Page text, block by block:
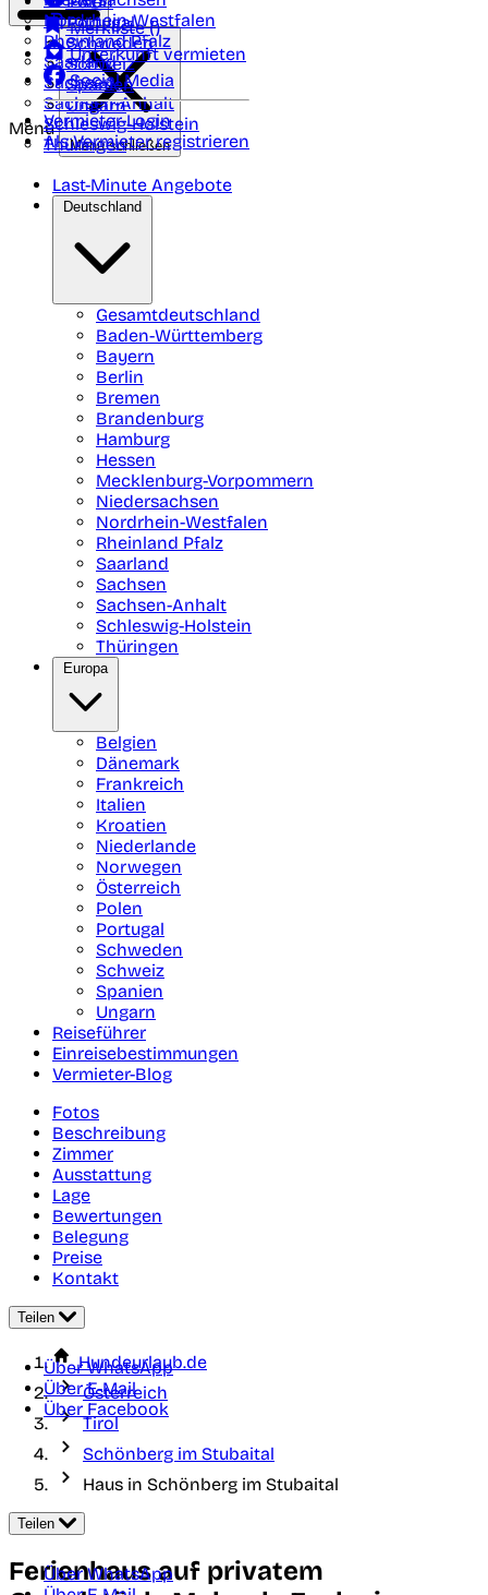
Nordrhein-Westfalen
Rheinland Pfalz
Saarland
Sachsen
Sachsen-Anhalt
Schleswig-Holstein
Thüringen
Portugal
Schweden
Schweiz
Spanien
Ungarn
Merkliste ()
Unterkunft vermieten
Social Media
Vermieter-Login
Als Vermieter registrieren
Menü
Menü schließen
Last-Minute Angebote
Deutschland
Gesamtdeutschland
Baden-Württemberg
Bayern
Berlin
Bremen
Brandenburg
Hamburg
Hessen
Mecklenburg-Vorpommern
Niedersachsen
Nordrhein-Westfalen
Rheinland Pfalz
Saarland
Sachsen
Sachsen-Anhalt
Schleswig-Holstein
Thüringen
Europa
Belgien
Dänemark
Frankreich
Italien
Kroatien
Niederlande
Norwegen
Österreich
Polen
Portugal
Schweden
Schweiz
Spanien
Ungarn
Reiseführer
Einreisebestimmungen
Vermieter-Blog
Fotos
Beschreibung
Zimmer
Ausstattung
Lage
Bewertungen
Belegung
Preise
Kontakt
Teilen
Über WhatsApp
Über E-Mail
Über Facebook
Hundeurlaub.de
Österreich
Tirol
Schönberg im Stubaital
Haus in Schönberg im Stubaital
Teilen
Über WhatsApp
Ferienhaus auf privatem